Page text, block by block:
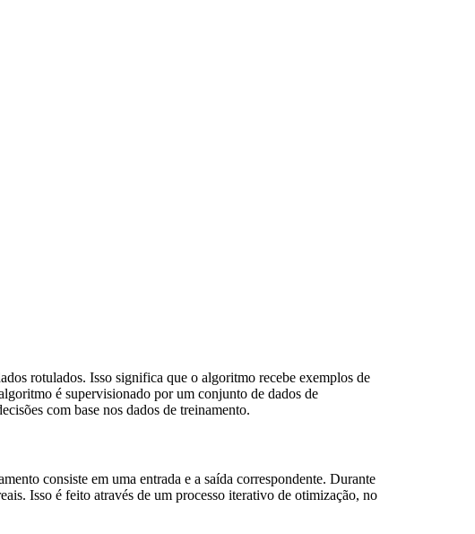
rotulados. Isso significa que o algoritmo recebe exemplos de
é supervisionado por um conjunto de dados de
com base nos dados de treinamento.
consiste em uma entrada e a saída correspondente. Durante
Isso é feito através de um processo iterativo de otimização, no